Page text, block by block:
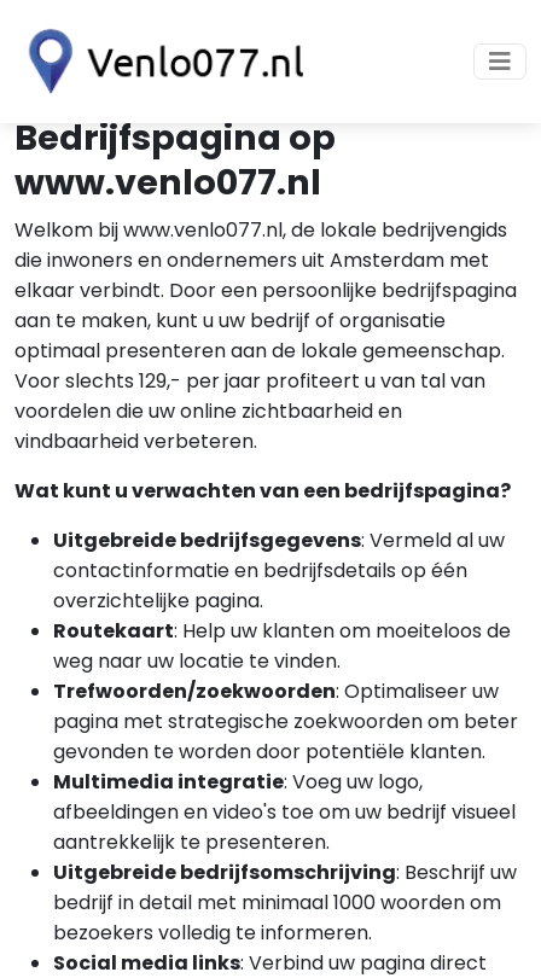
Bedrijfspagina op
www.venlo077.nl
Welkom bij www.venlo077.nl, de lokale bedrijvengids
die inwoners en ondernemers uit Amsterdam met
elkaar verbindt. Door een persoonlijke bedrijfspagina
aan te maken, kunt u uw bedrijf of organisatie
optimaal presenteren aan de lokale gemeenschap.
Voor slechts 129,- per jaar profiteert u van tal van
voordelen die uw online zichtbaarheid en
vindbaarheid verbeteren.
Wat kunt u verwachten van een bedrijfspagina?
Uitgebreide bedrijfsgegevens: Vermeld al uw
contactinformatie en bedrijfsdetails op één
overzichtelijke pagina.
Routekaart: Help uw klanten om moeiteloos de
weg naar uw locatie te vinden.
Trefwoorden/zoekwoorden: Optimaliseer uw
pagina met strategische zoekwoorden om beter
gevonden te worden door potentiële klanten.
Multimedia integratie: Voeg uw logo,
afbeeldingen en video's toe om uw bedrijf visueel
aantrekkelijk te presenteren.
Uitgebreide bedrijfsomschrijving: Beschrijf uw
bedrijf in detail met minimaal 1000 woorden om
bezoekers volledig te informeren.
Social media links: Verbind uw pagina direct